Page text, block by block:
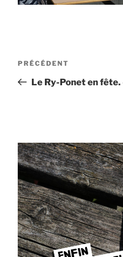
Navigation
l’article
Article
précédent
PRÉCÉDENT
Le Ry-Ponet en fête.